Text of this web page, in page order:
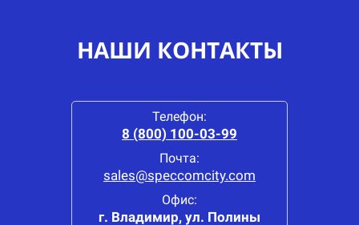
НАШИ КОНТАКТЫ
Телефон:
8 (800) 100-03-99
Почта:
sales@speccomcity.com
Офис:
г. Владимир, ул. Полины